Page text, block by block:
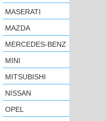
MASERATI
MAZDA
MERCEDES-BENZ
MINI
MITSUBISHI
NISSAN
OPEL